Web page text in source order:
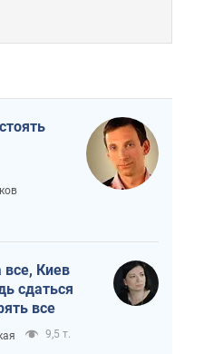
все, Киев
сдаться
все
9,5 т.